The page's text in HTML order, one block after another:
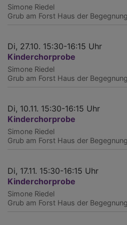
Simone Riedel
Grub am Forst Haus der
Di, 27.10. 15:30-16:15 Uhr
Kinderchorprobe
Simone Riedel
Grub am Forst Haus der
Di, 10.11. 15:30-16:15 Uhr
Kinderchorprobe
Simone Riedel
Grub am Forst Haus der
Di, 17.11. 15:30-16:15 Uhr
Kinderchorprobe
Simone Riedel
Grub am Forst Haus der